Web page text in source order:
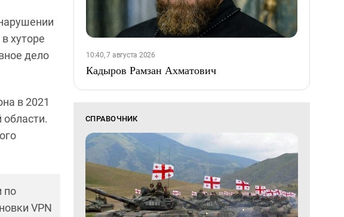
хуторе
дело
в 2021
области.
по
VPN
10:40, 7 августа 2026
Кадыров Рамзан Ахматович
СПРАВОЧНИК